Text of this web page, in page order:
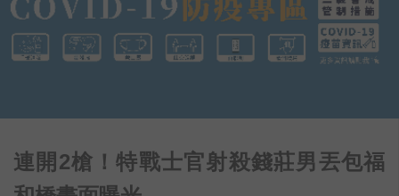
連開2槍！特戰士官射殺錢莊男丟包福